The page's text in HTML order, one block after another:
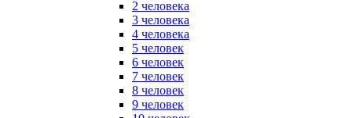
2 человека
3 человека
4 человека
5 человек
6 человек
7 человек
8 человек
9 человек